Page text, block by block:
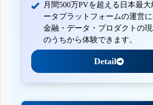
月間500万PVを超える日本最
ータプラットフォームの運営に
金融・データ・プロダクトの
のうちから体験できます。
Detail